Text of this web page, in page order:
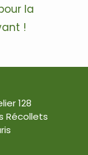
la
!
128
Récollets